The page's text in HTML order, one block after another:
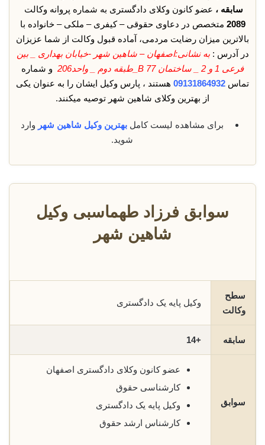
سابقه ، عضو کانون وکلای دادگستری به شماره پروانه وکالت
2089 متخصص در دعاوی حقوقی – کیفری – ملکی – خانواده با
بالاترین میزان رضایت مردمی، آماده قبول وکالت از شما عزیزان
در آدرس :به نشانی:اصفهان – شاهین شهر -خیابان بهداری _ بین
فرعی 1 و 2 _ ساختمان B 77_طبقه دوم _ واحد206
و شماره
تماس 09131864932 هستند ، پارس وکیل ایشان را به عنوان یکی
از بهترین وکلای شاهین شهر توصیه میکنند.
برای مشاهده لیست کامل بهترین وکیل شاهین شهر وارد
شوید.
سوابق فرزاد طهماسبی وکیل
شاهین شهر
سطح
وکالت
وکیل پایه یک دادگستری
سابقه +14
سوابق
عضو کانون وکلای دادگستری اصفهان
کارشناسی حقوق
وکیل پایه یک دادگستری
کارشناس ارشد حقوق